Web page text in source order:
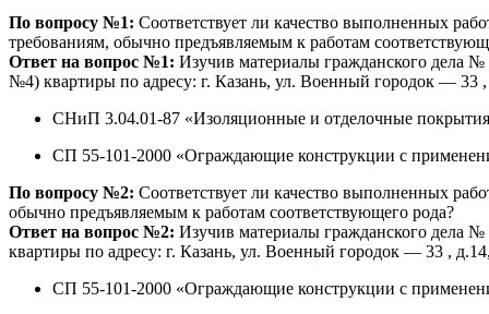
По вопросу №1: Соответствует ли качество выполненных
требованиям, обычно предъявляемым к работам
Ответ на вопрос №1: Изучив материалы гражданского дела
№4) квартиры по адресу: г. Казань, ул. Военный городок — 33
СНиП 3.04.01-87 «Изоляционные и отделочные
СП 55-101-2000 «Ограждающие конструкции с
По вопросу №2: Соответствует ли качество выполненных
обычно предъявляемым к работам соответствующего рода?
Ответ на вопрос №2: Изучив материалы гражданского дела
квартиры по адресу: г. Казань, ул. Военный городок — 33 ,
СП 55-101-2000 «Ограждающие конструкции с